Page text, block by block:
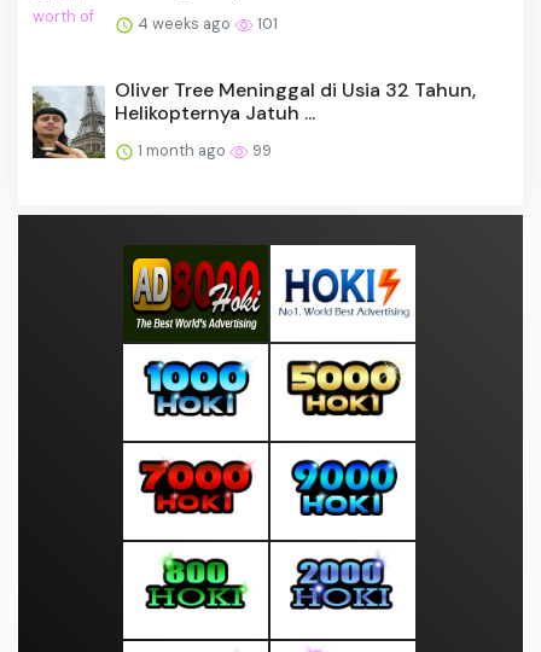
4 weeks ago 101
Oliver Tree Meninggal di Usia 32 Tahun,
Helikopternya Jatuh ...
1 month ago 99